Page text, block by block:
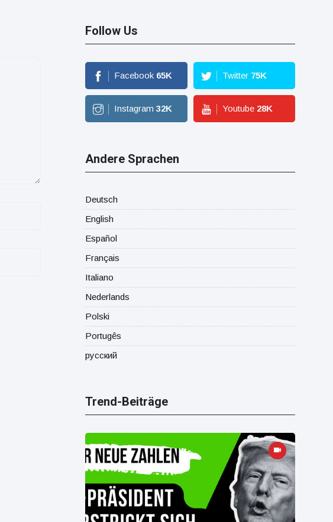
Follow Us
Facebook 65K Twitter 75K
Instagram 32K Youtube 28K
Andere Sprachen
Deutsch
English
Español
Français
Italiano
Nederlands
Polski
Portugês
русский
Trend-Beiträge